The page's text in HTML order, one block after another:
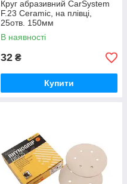
Круг абразивний CarSystem
F.23 Сeramic, на плівці,
25отв. 150мм
В наявності
32 ₴
Купити